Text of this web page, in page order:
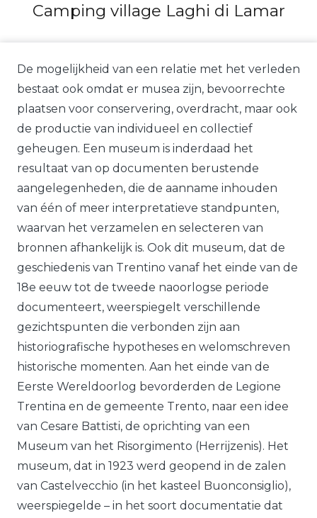
Camping village Laghi di Lamar
De mogelijkheid van een relatie met het verleden
bestaat ook omdat er musea zijn, bevoorrechte
plaatsen voor conservering, overdracht, maar ook
de productie van individueel en collectief
geheugen. Een museum is inderdaad het
resultaat van op documenten berustende
aangelegenheden, die de aanname inhouden
van één of meer interpretatieve standpunten,
waarvan het verzamelen en selecteren van
bronnen afhankelijk is. Ook dit museum, dat de
geschiedenis van Trentino vanaf het einde van de
18e eeuw tot de tweede naoorlogse periode
documenteert, weerspiegelt verschillende
gezichtspunten die verbonden zijn aan
historiografische hypotheses en welomschreven
historische momenten. Aan het einde van de
Eerste Wereldoorlog bevorderden de Legione
Trentina en de gemeente Trento, naar een idee
van Cesare Battisti, de oprichting van een
Museum van het Risorgimento (Herrijzenis). Het
museum, dat in 1923 werd geopend in de zalen
van Castelvecchio (in het kasteel Buonconsiglio),
weerspiegelde – in het soort documentatie dat